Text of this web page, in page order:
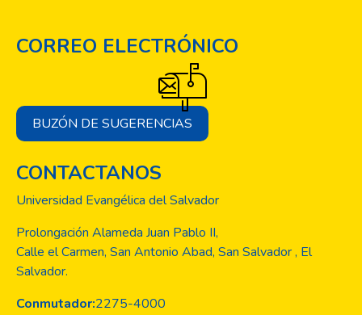
CORREO ELECTRÓNICO
BUZÓN DE SUGERENCIAS
CONTACTANOS
Universidad Evangélica del Salvador
Prolongación Alameda Juan Pablo II,
Calle el Carmen, San Antonio Abad, San Salvador , El
Salvador.
Conmutador:2275-4000